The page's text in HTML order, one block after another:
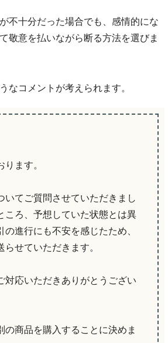
不十分だった場合でも、感情的にな
敬意を払いながら断る方法を選びま
なコメントが考えられます。
ます。
いてご質問させていただきまし
ころ、予想していた状態とは異
の進行にも不安を感じたため、
せていただきます。
対応いただきありがとうござい
の商品を購入することに決めま